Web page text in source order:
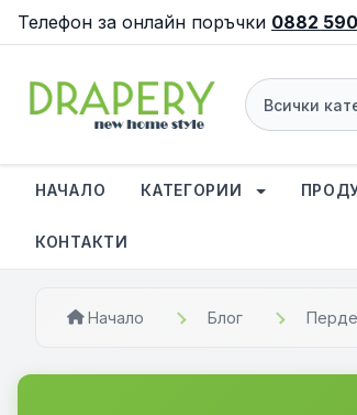
Телефон за онлайн поръчки 0882
Всички
НАЧАЛО КАТЕГОРИИ
КОНТАКТИ
Начало Блог